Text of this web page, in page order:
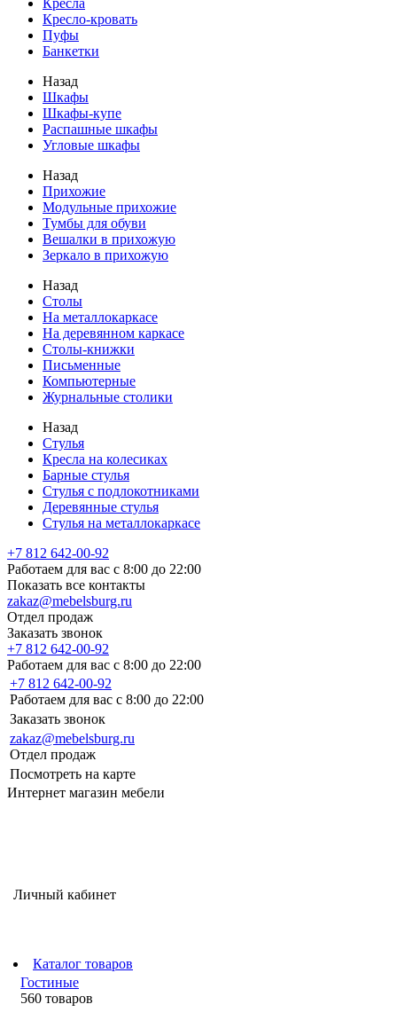
Кресла
Кресло-кровать
Пуфы
Банкетки
Назад
Шкафы
Шкафы-купе
Распашные шкафы
Угловые шкафы
Назад
Прихожие
Модульные прихожие
Тумбы для обуви
Вешалки в прихожую
Зеркало в прихожую
Назад
Столы
На металлокаркасе
На деревянном каркасе
Столы-книжки
Письменные
Компьютерные
Журнальные столики
Назад
Стулья
Кресла на колесиках
Барные стулья
Стулья с подлокотниками
Деревянные стулья
Стулья на металлокаркасе
+7 812 642-00-92
Работаем для вас с 8:00 до 22:00
Показать все контакты
zakaz@mebelsburg.ru
Отдел продаж
Заказать звонок
+7 812 642-00-92
Работаем для вас с 8:00 до 22:00
+7 812 642-00-92
Работаем для вас с 8:00 до 22:00
Заказать звонок
zakaz@mebelsburg.ru
Отдел продаж
Посмотреть на карте
Интернет магазин мебели
Личный кабинет
Каталог товаров
Гостиные
560 товаров